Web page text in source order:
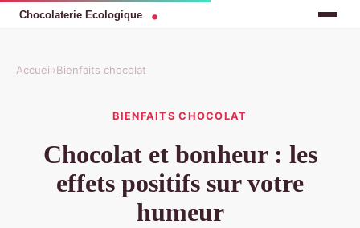
Accueil›Bienfaits chocolat
BIENFAITS CHOCOLAT
Chocolat et bonheur : les
effets positifs sur votre
humeur